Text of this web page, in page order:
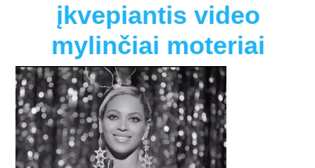
įkvepiantis video
mylinčiai moteriai